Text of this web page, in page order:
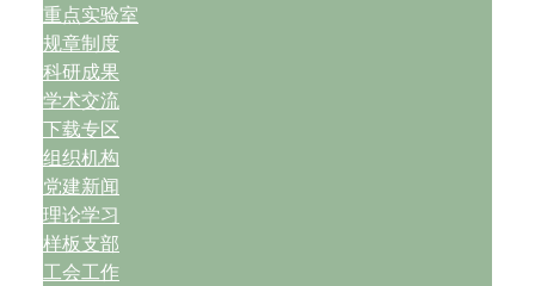
重点实验室
规章制度
科研成果
学术交流
下载专区
组织机构
党建新闻
理论学习
样板支部
工会工作